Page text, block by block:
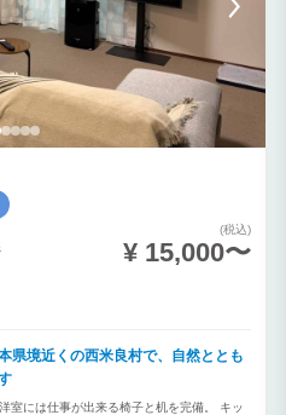
(税込)
¥ 15,000〜
県境近くの西米良村で、自然ととも
室には仕事が出来る椅子と机を完備。 キッ